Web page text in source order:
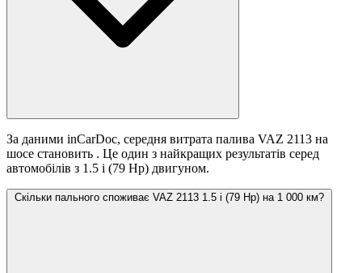
За даними inCarDoc, середня витрата палива VAZ 2113 на
шосе становить . Це один з найкращих результатів серед
автомобілів з 1.5 i (79 Hp) двигуном.
Скільки пального споживає VAZ 2113 1.5 i (79 Hp) на 1 000 км?